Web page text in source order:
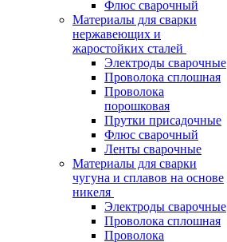
Флюс сварочный
Материалы для сварки
нержавеющих и
жаростойких сталей
Электроды сварочные
Проволока сплошная
Проволока
порошковая
Прутки присадочные
Флюс сварочный
Ленты сварочные
Материалы для сварки
чугуна и сплавов на основе
никеля
Электроды сварочные
Проволока сплошная
Проволока